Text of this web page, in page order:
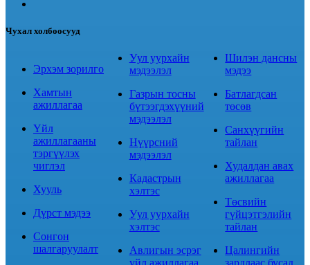
Чухал холбоосууд
Эрхэм зорилго
Хамтын
ажиллагаа
Үйл
ажиллагааны
тэргүүлэх
чиглэл
Хууль
Дүрст мэдээ
Сонгон
шалгаруулалт
Уул уурхайн
мэдээлэл
Газрын тосны
бүтээгдэхүүний
мэдээлэл
Нүүрсний
мэдээлэл
Кадастрын
хэлтэс
Уул уурхайн
хэлтэс
Авлигын эсрэг
үйл ажиллагаа
Шилэн дансны
мэдээ
Батлагдсан
төсөв
Санхүүгийн
тайлан
Худалдан авах
ажиллагаа
Төсвийн
гүйцэтгэлийн
тайлан
Цалингийн
зардлаас бусад